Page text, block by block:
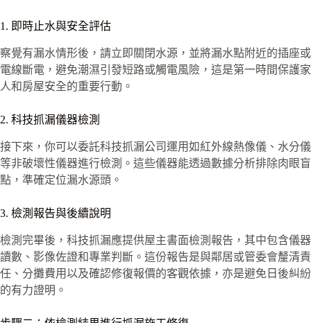
1. 即時止水與安全評估
察覺有漏水情形後，請立即關閉水源，並將漏水點附近的插座或
電線斷電，避免潮濕引發短路或觸電風險，這是第一時間保護家
人和房屋安全的重要行動。
2. 科技抓漏儀器檢測
接下來，你可以委託科技抓漏公司運用如紅外線熱像儀、水分儀
等非破壞性儀器進行檢測。這些儀器能透過數據分析排除肉眼盲
點，準確定位漏水源頭。
3. 檢測報告與後續說明
檢測完畢後，科技抓漏應提供屋主書面檢測報告，其中包含儀器
讀數、影像佐證和專業判斷。這份報告是與鄰居或管委會釐清責
任、分攤費用以及確認修復報價的客觀依據，亦是避免日後糾紛
的有力證明。